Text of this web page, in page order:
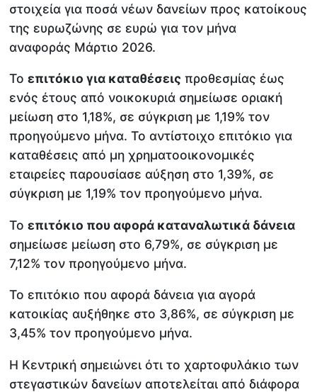
στοιχεία για ποσά νέων δανείων προς κατοίκους
της ευρωζώνης σε ευρώ για τον μήνα
αναφοράς Μάρτιο 2026.
Τοεπιτόκιο για καταθέσεις προθεσμίας έως
ενός έτους από νοικοκυριά σημείωσε οριακή
μείωση στο 1,18%, σε σύγκριση με 1,19% τον
προηγούμενο μήνα. Το αντίστοιχο επιτόκιο για
καταθέσεις από μη χρηματοοικονομικές
εταιρείες παρουσίασε αύξηση στο 1,39%, σε
σύγκριση με 1,19% τον προηγούμενο μήνα.
Τοεπιτόκιο που αφορά καταναλωτικά δάνεια
σημείωσε μείωση στο 6,79%, σε σύγκριση με
7,12% τον προηγούμενο μήνα.
Το επιτόκιο που αφορά δάνεια για αγορά
κατοικίας αυξήθηκε στο 3,86%, σε σύγκριση με
3,45% τον προηγούμενο μήνα.
Η Κεντρική σημειώνει ότι το χαρτοφυλάκιο των
στεγαστικών δανείων αποτελείται από διάφορα